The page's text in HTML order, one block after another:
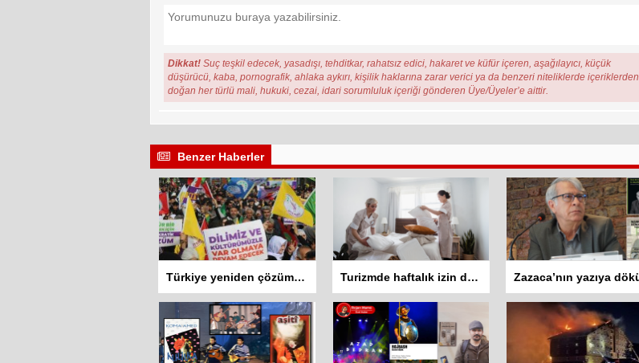
Dikkat! Suç teşkil edecek, yasadışı, tehditkar, rahatsız edici, hakaret ve küfür içeren, aşağılayıcı, küçük
düşürücü, kaba, pornografik, ahlaka aykırı, kişilik haklarına zarar verici ya da benzeri niteliklerde içeriklerden
doğan her türlü mali, hukuki, cezai, idari sorumluluk içeriği gönderen Üye/Üyeler’e aittir.
Benzer Haberler
Türkiye yeniden çözüm sürecini konuşuyor: “Sürecin samimiyet testi ana dil hakkıdır” Turizmde haftalık izin düzenlemesi tartışma yarattı: İşçiler 10 gün çalışmadan izin kullanamayacak